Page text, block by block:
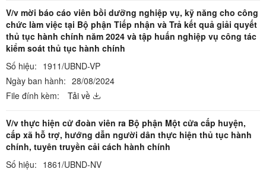
V/v mời báo cáo viên bồi dưỡng nghiệp vụ, kỹ năng cho công
chức làm việc tại Bộ phận Tiếp nhận và Trả kết quả giải quyết
thủ tục hành chính năm 2024 và tập huấn nghiệp vụ công tác
kiểm soát thủ tục hành chính
Số hiệu: 1911/UBND-VP
Ngày ban hành: 28/08/2024
File đính kèm:
Tải về
V/v thực hiện cử đoàn viên ra Bộ phận Một cửa cấp huyện,
cấp xã hỗ trợ, hướng dẫn người dân thực hiện thủ tục hành
chính, tuyên truyền cải cách hành chính
Số hiệu: 1861/UBND-NV